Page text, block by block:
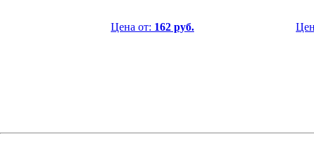
Цена от: 162 руб.